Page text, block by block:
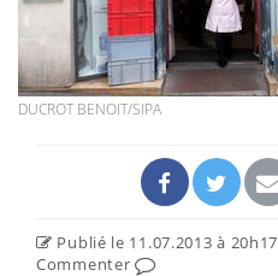
DUCROT BENOIT/SIPA
Publié le 11.07.2013 à 20h17
Commenter